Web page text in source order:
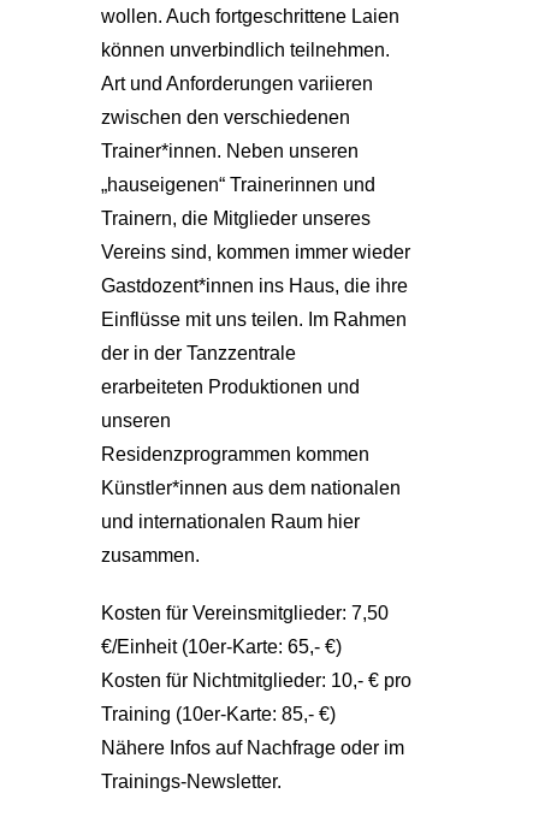
wollen. Auch fortgeschrittene Laien
können unverbindlich teilnehmen.
Art und Anforderungen variieren
zwischen den verschiedenen
Trainer*innen. Neben unseren
„hauseigenen“ Trainerinnen und
Trainern, die Mitglieder unseres
Vereins sind, kommen immer wieder
Gastdozent*innen ins Haus, die ihre
Einflüsse mit uns teilen. Im Rahmen
der in der Tanzzentrale
erarbeiteten Produktionen und
unseren
Residenzprogrammen kommen
Künstler*innen aus dem nationalen
und internationalen Raum hier
zusammen.
Kosten für Vereinsmitglieder: 7,50
€/Einheit (10er-Karte: 65,- €)
Kosten für Nichtmitglieder: 10,- € pro
Training (10er-Karte: 85,- €)
Nähere Infos auf Nachfrage oder im
Trainings-Newsletter.